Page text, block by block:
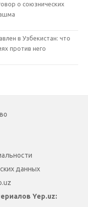
о союзнических
в Узбекистан: что
против него
данных
Yep.uz: